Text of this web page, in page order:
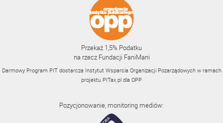
Przekaż 1,5% Podatku
na rzecz Fundacji FaniMani
Darmowy Program PIT dostarcza Instytut Wsparcia Organizacji Pozarządowych w ramach
projektu PITax.pl dla OPP
Pozycjonowanie, monitoring mediów: